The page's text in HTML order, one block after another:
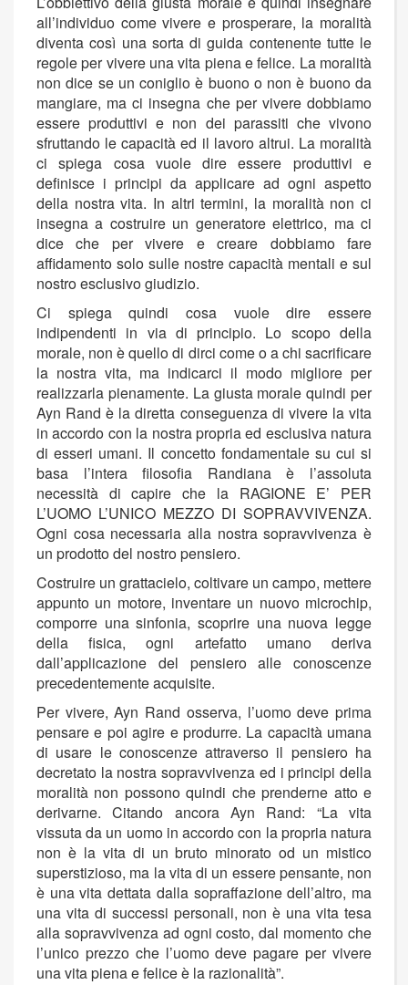
all’individuo come vivere e prosperare, la moralità
diventa così una sorta di guida contenente tutte le
regole per vivere una vita piena e felice. La moralità
non dice se un coniglio è buono o non è buono da
mangiare, ma ci insegna che per vivere dobbiamo
essere produttivi e non dei parassiti che vivono
sfruttando le capacità ed il lavoro altrui. La moralità
ci spiega cosa vuole dire essere produttivi e
definisce i principi da applicare ad ogni aspetto
della nostra vita. In altri termini, la moralità non ci
insegna a costruire un generatore elettrico, ma ci
dice che per vivere e creare dobbiamo fare
affidamento solo sulle nostre capacità mentali e sul
nostro esclusivo giudizio.
Ci spiega quindi cosa vuole dire essere
indipendenti in via di principio. Lo scopo della
morale, non è quello di dirci come o a chi sacrificare
la nostra vita, ma indicarci il modo migliore per
realizzarla pienamente. La giusta morale quindi per
Ayn Rand è la diretta conseguenza di vivere la vita
in accordo con la nostra propria ed esclusiva natura
di esseri umani. Il concetto fondamentale su cui si
basa l’intera filosofia Randiana è l’assoluta
necessità di capire che la RAGIONE E’ PER
L’UOMO L’UNICO MEZZO DI SOPRAVVIVENZA.
Ogni cosa necessaria alla nostra sopravvivenza è
un prodotto del nostro pensiero.
Costruire un grattacielo, coltivare un campo, mettere
appunto un motore, inventare un nuovo microchip,
comporre una sinfonia, scoprire una nuova legge
della fisica, ogni artefatto umano deriva
dall’applicazione del pensiero alle conoscenze
precedentemente acquisite.
Per vivere, Ayn Rand osserva, l’uomo deve prima
pensare e poi agire e produrre. La capacità umana
di usare le conoscenze attraverso il pensiero ha
decretato la nostra sopravvivenza ed i principi della
moralità non possono quindi che prenderne atto e
derivarne. Citando ancora Ayn Rand: “La vita
vissuta da un uomo in accordo con la propria natura
non è la vita di un bruto minorato od un mistico
superstizioso, ma la vita di un essere pensante, non
è una vita dettata dalla sopraffazione dell’altro, ma
una vita di successi personali, non è una vita tesa
alla sopravvivenza ad ogni costo, dal momento che
l’unico prezzo che l’uomo deve pagare per vivere
una vita piena e felice è la razionalità”.